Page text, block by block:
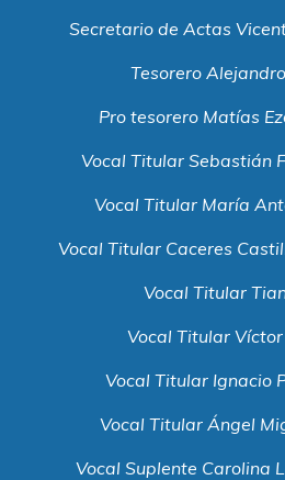
Secretario de Actas
Tesorero
Pro tesorero Matías
Vocal Titular Sebastián
Vocal Titular María
Vocal Titular Caceres
Vocal Titular
Vocal Titular
Vocal Titular Ignacio
Vocal Titular Ángel
Vocal Suplente Carolina